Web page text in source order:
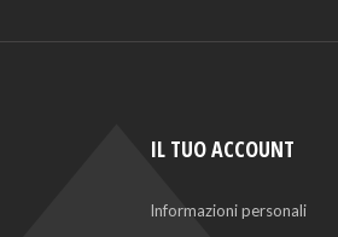
IL TUO ACCOUNT
Informazioni personali